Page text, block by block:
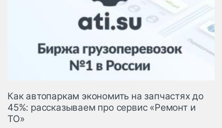
Как автопаркам экономить на запчастях до
45%: рассказываем про сервис «Ремонт и
ТО»